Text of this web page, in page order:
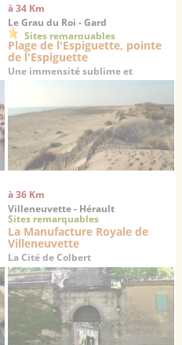
à 34 Km
Le Grau du Roi - Gard
Sites remarquables
Plage de l'Espiguette, pointe
de l'Espiguette
Une immensité sublime et
désertique au sud de Port-
à 36 Km
Villeneuvette - Hérault
Sites remarquables
La Manufacture Royale de
Villeneuvette
La Cité de Colbert